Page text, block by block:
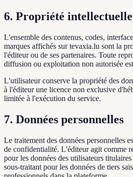
6. Propriété intellectuelle
L'ensemble des contenus, codes,
marques affichés sur tevaxia.lu sont la
l'éditeur ou de ses partenaires. Toute
diffusion ou exploitation non autorisée
L'utilisateur conserve la propriété des
à l'éditeur une licence non exclusive
limitée à l'exécution du service.
7. Données personnelles
Le traitement des données personnelles
de confidentialité. L'éditeur agit comme
pour les données des utilisateurs
sous-traitant pour les données de tiers